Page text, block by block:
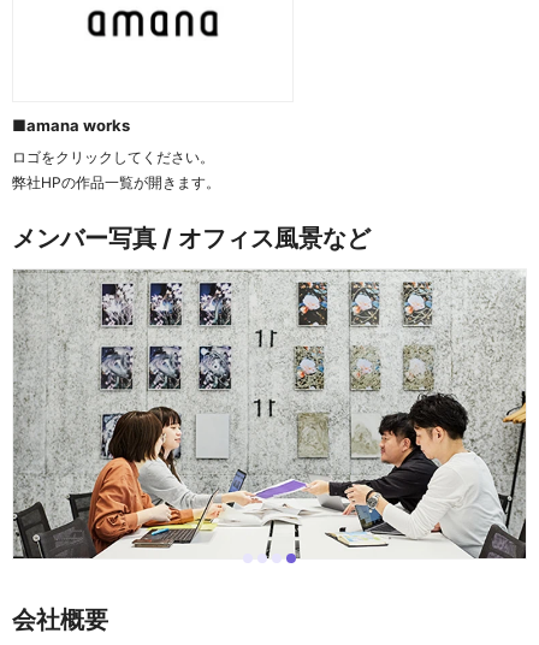
■amana works
ロゴをクリックしてください。
弊社HPの作品一覧が開きます。
メンバー写真 / オフィス風景など
i i i i
e
m
会社概要